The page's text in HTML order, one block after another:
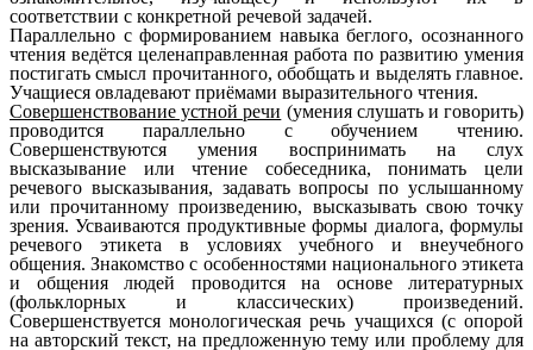
соответствии с конкретной речевой задачей.
Параллельно с формированием навыка беглого, осознанного
чтения ведётся целенаправленная работа по развитию умения
постигать смысл прочитанного, обобщать и выделять главное.
Учащиеся овладевают приёмами выразительного чтения.
Совершенствование устной речи (умения слушать и говорить)
проводится параллельно с обучением чтению.
Совершенствуются умения воспринимать на слух
высказывание или чтение собеседника, понимать цели
речевого высказывания, задавать вопросы по услышанному
или прочитанному произведению, высказывать свою точку
зрения. Усваиваются продуктивные формы диалога, формулы
речевого этикета в условиях учебного и внеучебного
общения. Знакомство с особенностями национального этикета
и общения людей проводится на основе литературных
(фольклорных и классических) произведений.
Совершенствуется монологическая речь учащихся (с опорой
на авторский текст, на предложенную тему или проблему для